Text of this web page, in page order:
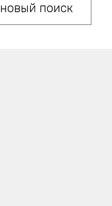
новый поиск